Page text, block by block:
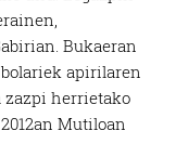
Bukaeran
apirilaren
zazpi herrietako
Mutiloan